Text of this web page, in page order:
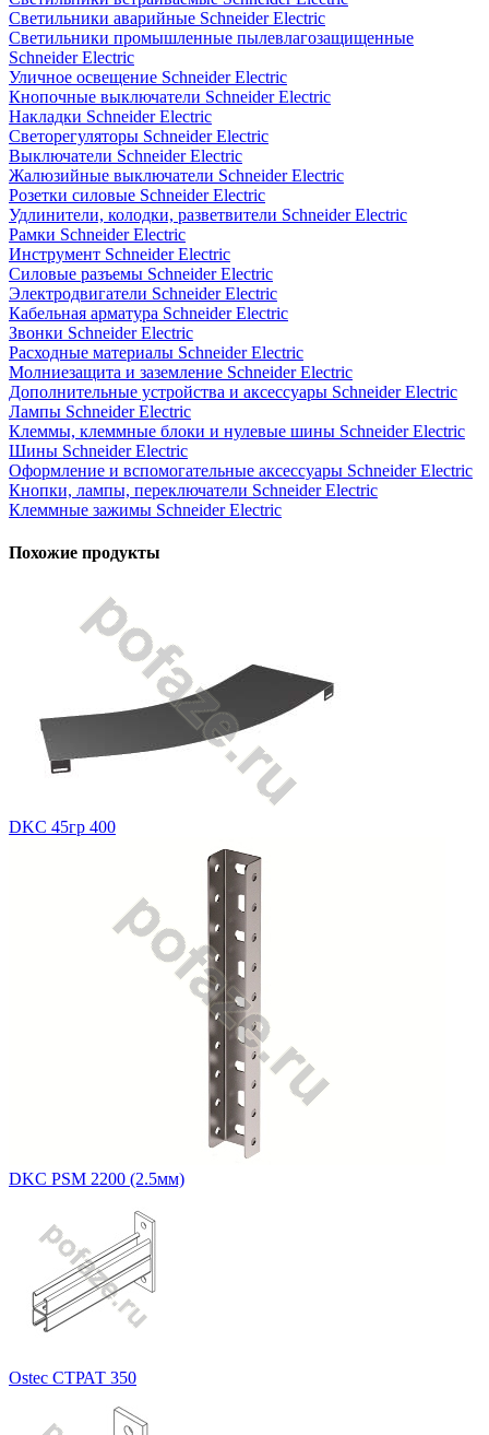
Светильники аварийные Schneider Electric
Светильники промышленные пылевлагозащищенные
Schneider Electric
Уличное освещение Schneider Electric
Кнопочные выключатели Schneider Electric
Накладки Schneider Electric
Светорегуляторы Schneider Electric
Выключатели Schneider Electric
Жалюзийные выключатели Schneider Electric
Розетки силовые Schneider Electric
Удлинители, колодки, разветвители Schneider Electric
Рамки Schneider Electric
Инструмент Schneider Electric
Силовые разъемы Schneider Electric
Электродвигатели Schneider Electric
Кабельная арматура Schneider Electric
Звонки Schneider Electric
Расходные материалы Schneider Electric
Молниезащита и заземление Schneider Electric
Дополнительные устройства и аксессуары Schneider Electric
Лампы Schneider Electric
Клеммы, клеммные блоки и нулевые шины Schneider Electric
Шины Schneider Electric
Оформление и вспомогательные аксессуары Schneider Electric
Кнопки, лампы, переключатели Schneider Electric
Клеммные зажимы Schneider Electric
Похожие продукты
DKC 45гр 400
DKC PSM 2200 (2.5мм)
Ostec СТРАТ 350